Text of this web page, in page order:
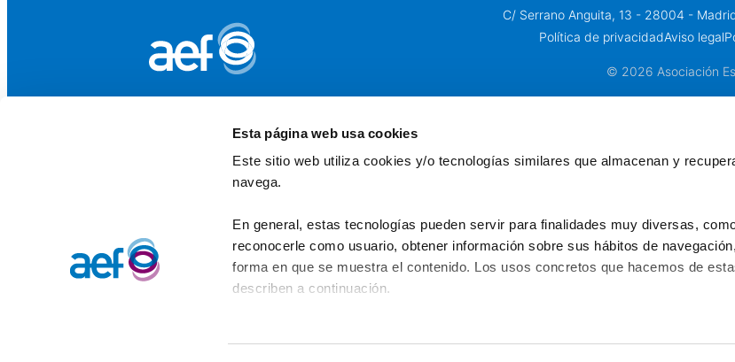
Esta página web usa cookies
Este sitio web utiliza cookies y/o tecnologías similares que almacenan y
navega.
En general, estas tecnologías pueden servir para finalidades muy diversas,
reconocerle como usuario, obtener información sobre sus hábitos de
forma en que se muestra el contenido. Los usos concretos que hacemos de
describen a continuación.
C/ Serrano Anguita, 13 - 28004 -
Política de privacidadAviso legal
© 2026 Asociación